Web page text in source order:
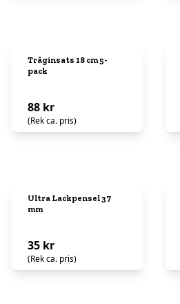
Tråginsats 18 cm 5-
pack
88 kr
(Rek ca. pris)
Ultra Lackpensel 37
mm
35 kr
(Rek ca. pris)